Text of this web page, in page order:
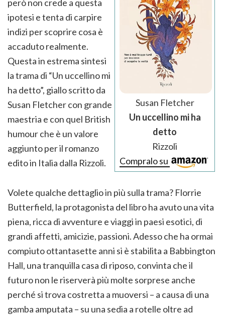
Susan Fletcher
Un uccellino mi ha
detto
Rizzoli
Compralo su
però non crede a questa
ipotesi e tenta di carpire
indizi per scoprire cosa è
accaduto realmente.
Questa in estrema sintesi
la trama di “Un uccellino mi
ha detto”, giallo scritto da
Susan Fletcher con grande
maestria e con quel British
humour che è un valore
aggiunto per il romanzo
edito in Italia dalla Rizzoli.
Volete qualche dettaglio in più sulla trama? Florrie
Butterfield, la protagonista del libro ha avuto una vita
piena, ricca di avventure e viaggi in paesi esotici, di
grandi affetti, amicizie, passioni. Adesso che ha ormai
compiuto ottantasette anni si è stabilita a Babbington
Hall, una tranquilla casa di riposo, convinta che il
futuro non le riserverà più molte sorprese anche
perché si trova costretta a muoversi – a causa di una
gamba amputata – su una sedia a rotelle oltre ad